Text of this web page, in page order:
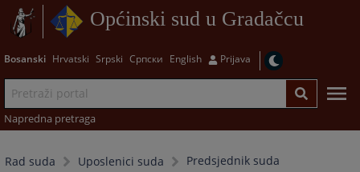
Općinski sud u Gradačcu
Bosanski Hrvatski Srpski Српски English Prijava
Napredna pretraga
Rad suda Uposlenici suda Predsjednik suda